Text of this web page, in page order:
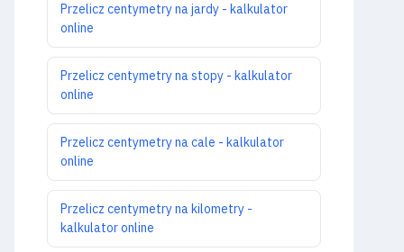
Przelicz centymetry na jardy - kalkulator
online
Przelicz centymetry na stopy - kalkulator
online
Przelicz centymetry na cale - kalkulator
online
Przelicz centymetry na kilometry -
kalkulator online